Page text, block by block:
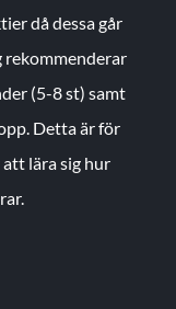
då dessa går
rekommenderar
(5-8 st) samt
Detta är för
lära sig hur